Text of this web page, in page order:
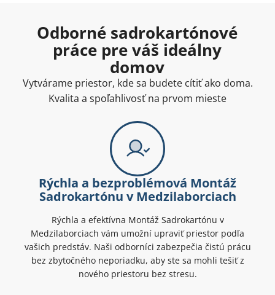
Odborné sadrokartónové
práce pre váš ideálny
domov
Vytvárame priestor, kde sa budete cítiť ako doma.
Kvalita a spoľahlivosť na prvom mieste
Rýchla a bezproblémová Montáž
Sadrokartónu v Medzilaborciach
Rýchla a efektívna Montáž Sadrokartónu v
Medzilaborciach vám umožní upraviť priestor podľa
vašich predstáv. Naši odborníci zabezpečia čistú prácu
bez zbytočného neporiadku, aby ste sa mohli tešiť z
nového priestoru bez stresu.